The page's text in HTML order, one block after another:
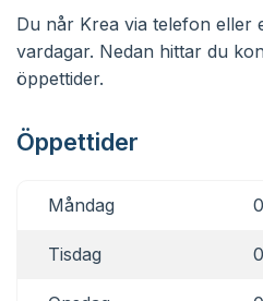
Du når Krea via telefon eller
vardagar. Nedan hittar du
öppettider.
Öppettider
Måndag
Tisdag